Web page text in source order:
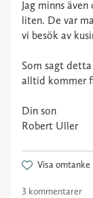
Jag minns
liten. De var
vi besök av
Som sagt
alltid kommer
Din son
Robert Uller
Visa omtanke
3 kommentarer